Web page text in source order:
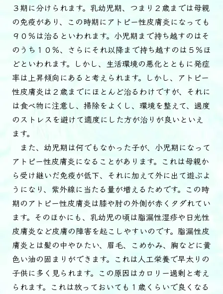
３期に分けられます。乳幼児期、つまり２歳までは母親
の免疫があり、この時期にアトピー性皮膚炎になっても
９０％は治るといわれます。小児期まで持ち越すのはそ
のうち１０％、さらにそれ以降まで持ち越すのは５％ほ
どといわれます。しかし、生活環境の悪化とともに発症
率は上昇傾向にあると考えられます。しかし、アトピー
性皮膚炎は２歳までにほとんど治るわけですが、それに
は食べ物に注意し、掃除をよくし、環境を整えて、過度
のストレスを避けて適度にした方が治りが良いといえ
ます。
また、幼児期は何でもなかった子が、小児期になって
アトピー性皮膚炎になることがあります。これは母親か
ら受け継いだ免疫が低下、それに加えて外に出て遊ぶよ
うになり、紫外線に当たる量が増えるためです。この時
期のアトピー性皮膚炎は膝や肘の外側が赤くタダれてい
ます。そのほかにも、乳幼児の頃は脂漏性湿疹や日光性
皮膚炎など皮膚の障害を起こしやすいのです。脂漏性皮
膚炎とは髪の中やひたい、眉毛、こめかみ、胸などに黄
色い油の固まりができます。これは人工栄養で早太りの
子供に多く見られます。この原因はカロリー過剰と考え
られます。これは放っておいても１歳くらいで良くなる